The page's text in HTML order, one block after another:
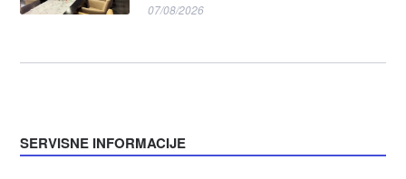
07/08/2026
SERVISNE INFORMACIJE